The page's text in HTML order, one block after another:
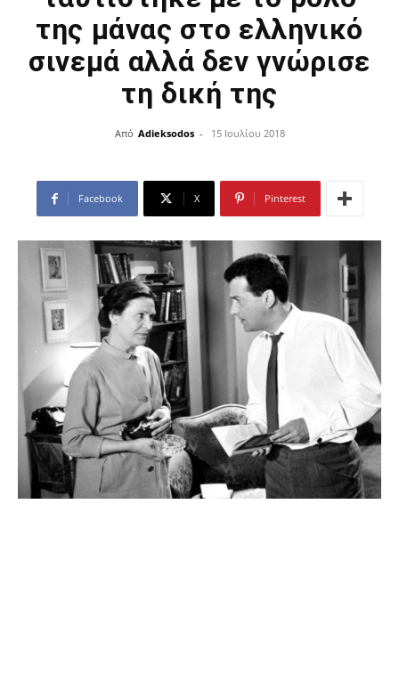
της μάνας στο ελληνικό
σινεμά αλλά δεν γνώρισε
τη δική της
Από Adieksodos - 15 Ιουλίου 2018
Facebook X Pinterest